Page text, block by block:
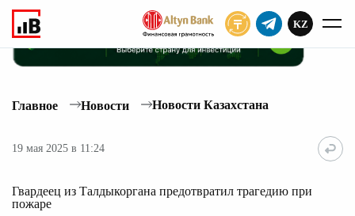
KZ
Главное Новости Новости Казахстана
19 мая 2025 в 11:24
Гвардеец из Талдыкоргана предотвратил трагедию при
пожаре